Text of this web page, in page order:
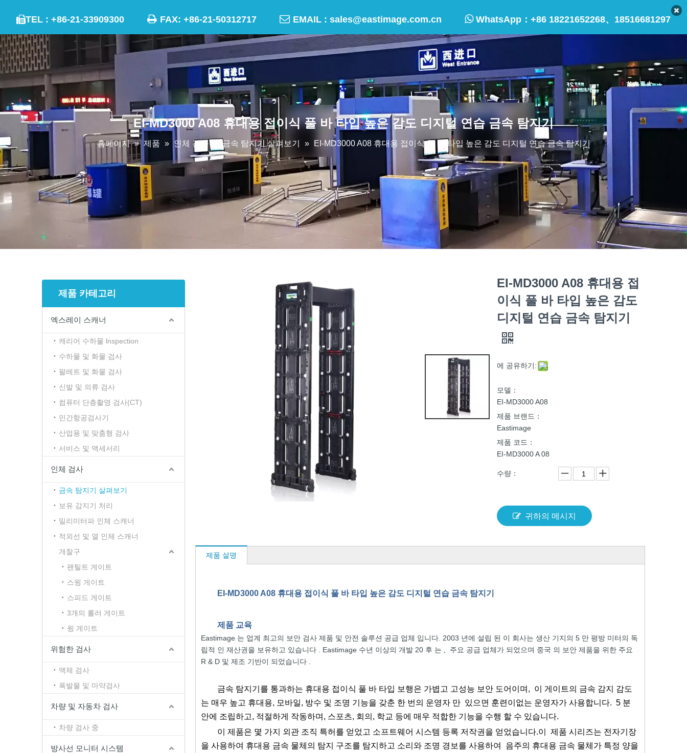
TEL : +86-21-33909300  FAX: +86-21-50312717  EMAIL : sales@eastimage.com.cn WhatsApp： +86 18221652268、18516681297
EI-MD3000 A08 휴대용 접이식 풀 바 타입 높은 감도 디지털 연습 금속 탐지기
홈페이지 » 제품 » 인체 검사 금속 탐지기 살펴보기 » EI-MD3000 A08 휴대용 접이식 풀 바 타입 높은 감도 디지털 연습 금속 탐지기
제품 카테고리
엑스레이 스캐너
캐리어 수하물 lnspection
수하물 및 화물 검사
팔레트 및 화물 검사
신발 및 의류 검사
컴퓨터 단층촬영 검사(CT)
민간항공검사기
산업용 및 맞춤형 검사
서비스 및 액세서리
인체 검사
금속 탐지기 살펴보기
보유 감지기 처리
밀리미터파 인체 스캐너
적외선 및 열 인체 스캐너
개찰구
팬틸트 게이트
스윙 게이트
스피드 게이트
3개의 롤러 게이트
윙 게이트
위험한 검사
액체 검사
폭발물 및 마약검사
차량 및 자동차 검사
차량 검사 중
방사선 모니터 시스템
EI-MD3000 A08 휴대용 접
이식 풀 바 타입 높은 감도
디지털 연습 금속 탐지기
에 공유하기:
모델：
EI-MD3000 A08
제품 브랜드：
Eastimage
제품 코드：
EI-MD3000 A 08
수량：
귀하의 메시지
제품 설명
EI-MD3000 A08 휴대용 접이식 풀 바 타입 높은 감도 디지털 연습 금속 탐지기
제품 교육
Eastimage 는 업계 최고의 보안 검사 제품 및 안전 솔루션 공급 업체 입니다. 2003 년에 설립 된 이 회사는 생산 기지의 5 만 평방 미터의 독
립적 인 재산권을 보유하고 있습니다 . Eastimage 수년 이상의 개발 20 후 는 주요 공급 업체가 되었으며 중국 의 보안 제품을 위한 주요
R & D 및 제조 기반이 되었습니다
금속 탐지기를 통과하는 휴대용 접이식 풀 바 타입 보행은 가볍고 고성능 보안 도어이며, 이 게이트의 금속 감지 감도
는 매우 높고 휴대용, 모바일, 방수 및 조명 기능을 갖춘 한 번의 운영자 만 있으면 훈련이없는 운영자가 사용합니다. 5 분
안에 조립하고, 적절하게 작동하며, 스포츠, 회의, 학교 등에 매우 적합한 기능을 수행 할 수 있습니다.
이 제품은 몇 가지 외관 조직 특허를 얻었고 소프트웨어 시스템 등록 저작권을 얻었습니다.이 제품 시리즈는 전자기장
을 사용하여 휴대용 금속 물체의 탐지 구조를 탐지하고 소리와 조명 경보를 사용하여 음주의 휴대용 금속 물체가 특정 양을